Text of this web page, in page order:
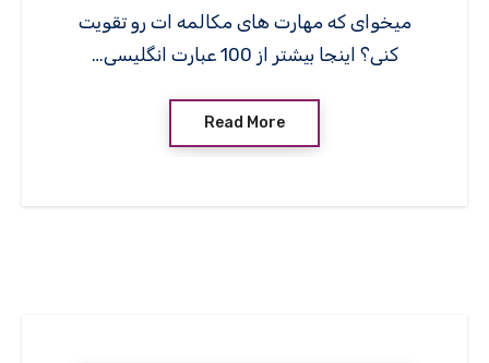
میخوای که مهارت های مکالمه ات رو تقویت
کنی؟ اینجا بیشتر از 100 عبارت انگلیسی…
Read More